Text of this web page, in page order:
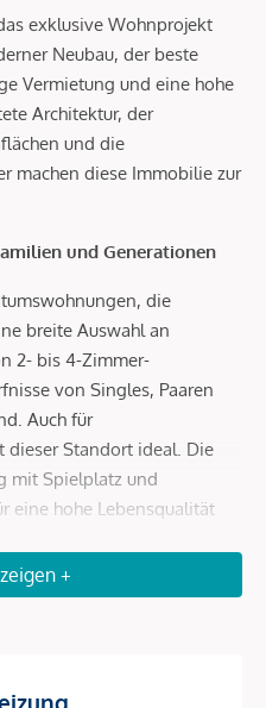
exklusive Wohnprojekt
Neubau, der beste
Vermietung und eine hohe
Architektur, der
und die
machen diese Immobilie zur
und Generationen
die
breite Auswahl an
2- bis 4-Zimmer-
von Singles, Paaren
Auch für
dieser Standort ideal. Die
mit Spielplatz und
eine hohe Lebensqualität
Lage und Infrastruktur
– von Familien bis hin zu
+